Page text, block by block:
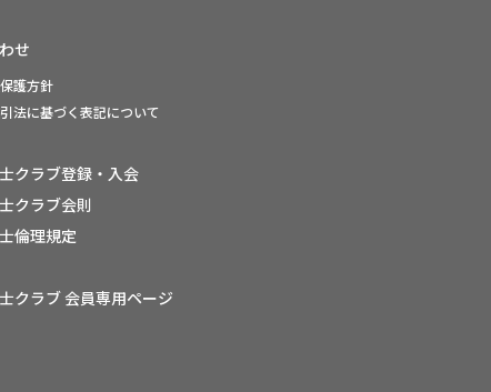
せ
護方針
法に基づく表記について
クラブ登録・入会
クラブ会則
倫理規定
クラブ 会員専用ページ